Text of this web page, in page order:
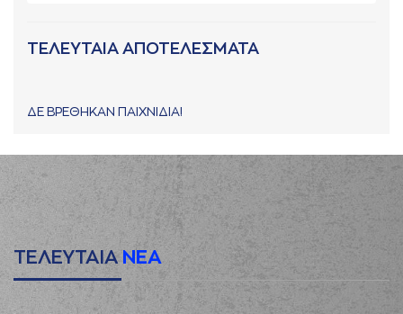
ΤΕΛΕΥΤΑΙΑ ΑΠΟΤΕΛΕΣΜΑΤΑ
ΔΕ ΒΡΕΘΗΚΑΝ ΠΑΙΧΝΙΔΙΑ!
ΤΕΛΕΥΤΑΙΑ ΝΕΑ